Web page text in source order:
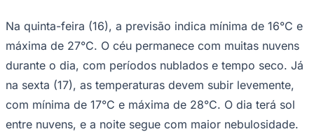
Times - Ir direto
Na quinta-feira (16), a previsão indica mínima de 16°C e
máxima de 27°C. O céu permanece com muitas nuvens
durante o dia, com períodos nublados e tempo seco. Já
na sexta (17), as temperaturas devem subir levemente,
com mínima de 17°C e máxima de 28°C. O dia terá sol
entre nuvens, e a noite segue com maior nebulosidade.